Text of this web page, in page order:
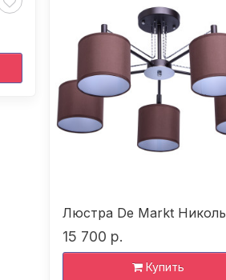
Люстра De Markt Николь
15 700 р.
Купить